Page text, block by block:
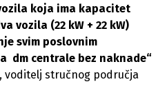
koja ima kapacitet
vozila (22 kW + 22 kW)
svim poslovnim
dm centrale bez naknade“
voditelj stručnog područja